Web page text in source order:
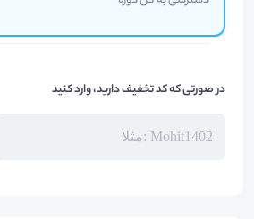
در صورتی که کد تخفیف دارید، وارد کنید